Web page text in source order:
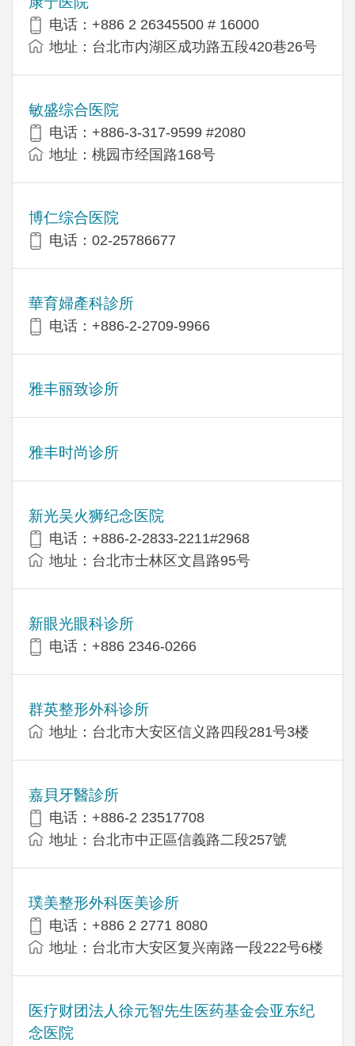
电话：+886 2 26345500 # 16000
地址：台北市内湖区成功路五段420巷26号
敏盛综合医院
电话：+886-3-317-9599 #2080
地址：桃园市经国路168号
博仁综合医院
电话：02-25786677
華育婦產科診所
电话：+886-2-2709-9966
雅丰丽致诊所
雅丰时尚诊所
新光吴火狮纪念医院
电话：+886-2-2833-2211#2968
地址：台北市士林区文昌路95号
新眼光眼科诊所
电话：+886 2346-0266
群英整形外科诊所
地址：台北市大安区信义路四段281号3楼
嘉貝牙醫診所
电话：+886-2 23517708
地址：台北市中正區信義路二段257號
璞美整形外科医美诊所
电话：+886 2 2771 8080
地址：台北市大安区复兴南路一段222号6楼
医疗财团法人徐元智先生医药基金会亚东纪
念医院